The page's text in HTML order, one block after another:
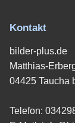
Kontakt
bilder-plus.de
Matthias-
04425 Taucha
Telefon: